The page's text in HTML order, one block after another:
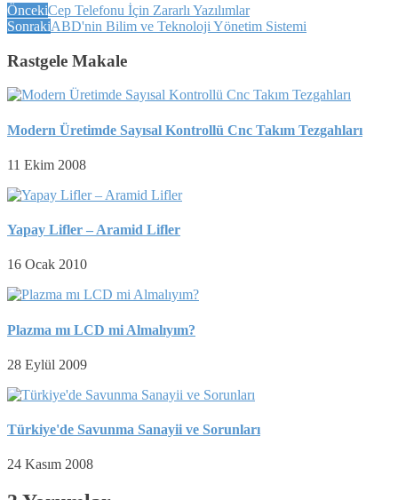
ÖncekiCep Telefonu İçin Zararlı Yazılımlar
SonrakiABD'nin Bilim ve Teknoloji Yönetim Sistemi
Rastgele Makale
Modern Üretimde Sayısal Kontrollü Cnc Takım Tezgahları
11 Ekim 2008
Yapay Lifler – Aramid Lifler
16 Ocak 2010
Plazma mı LCD mi Almalıyım?
28 Eylül 2009
Türkiye'de Savunma Sanayii ve Sorunları
24 Kasım 2008